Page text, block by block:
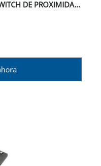
DE PROXIMIDAD